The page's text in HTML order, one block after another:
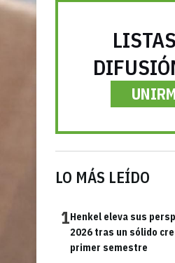
LO MÁS LEÍDO
1Henkel eleva sus
2026 tras un sólido
primer semestre